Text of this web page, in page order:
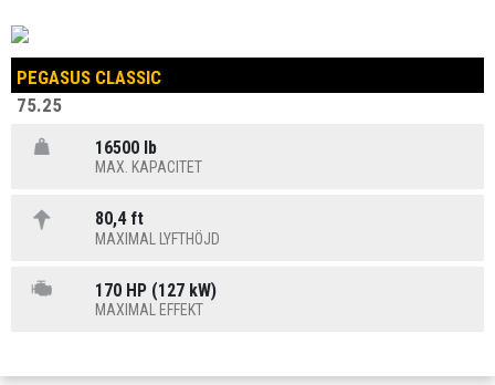
PEGASUS CLASSIC
75.25
16500 lb
MAX. KAPACITET
80,4 ft
MAXIMAL LYFTHÖJD
170 HP (127 kW)
MAXIMAL EFFEKT